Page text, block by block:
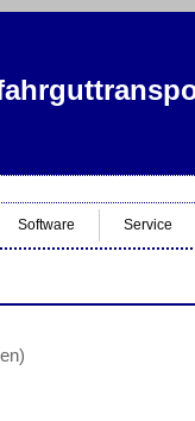
Software Service